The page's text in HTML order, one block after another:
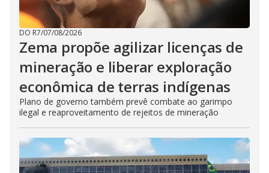
DO R7/07/08/2026
Zema propõe agilizar licenças de
mineração e liberar exploração
econômica de terras indígenas
Plano de governo também prevê combate ao garimpo
ilegal e reaproveitamento de rejeitos de mineração